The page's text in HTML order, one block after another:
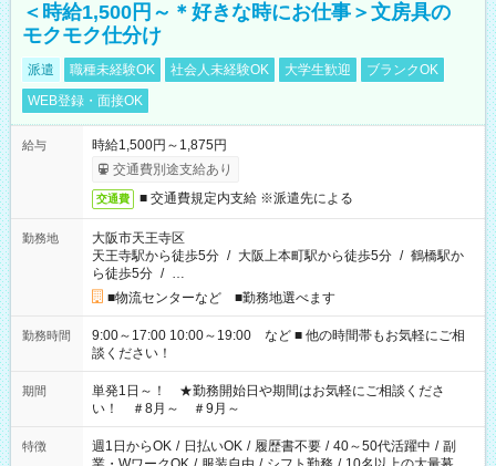
＜時給1,500円～＊好きな時にお仕事＞文房具の
モクモク仕分け
派遣 職種未経験OK 社会人未経験OK 大学生歓迎
ブランクOK
WEB登録・面接OK
給与
時給1,500円～1,875円
交通費別途支給あり
交通費 ■ 交通費規定内支給 ※派遣先による
勤務地
大阪市天王寺区
天王寺駅から徒歩5分 / 大阪上本町駅から徒歩5分 / 鶴橋駅か
ら徒歩5分 / …
■物流センターなど ■勤務地選べます
勤務時間
9:00～17:00 10:00～19:00 など ■ 他の時間帯もお気軽にご相
談ください！
期間
単発1日～！ ★勤務開始日や期間はお気軽にご相談くださ
い！ ＃8月～ ＃9月～
特徴 週1日からOK / 日払いOK / 履歴書不要 / 40～50代活躍中 / 副